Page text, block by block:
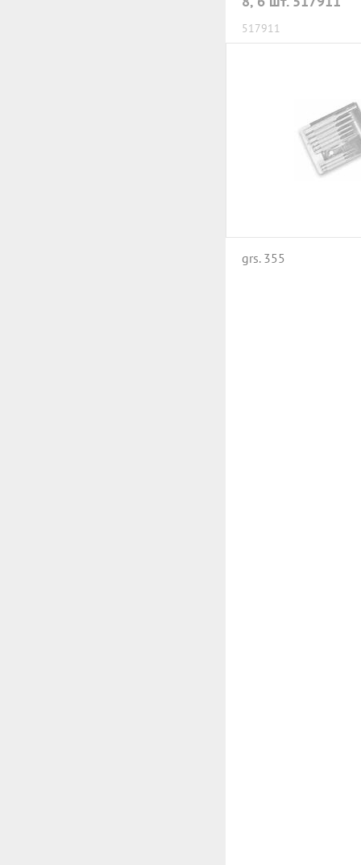
517911
grs. 355